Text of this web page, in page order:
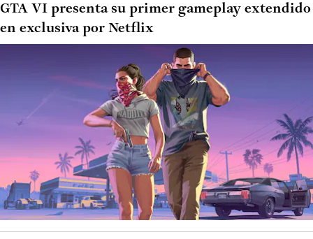
GTA VI presenta su primer gameplay extendido
en exclusiva por Netflix